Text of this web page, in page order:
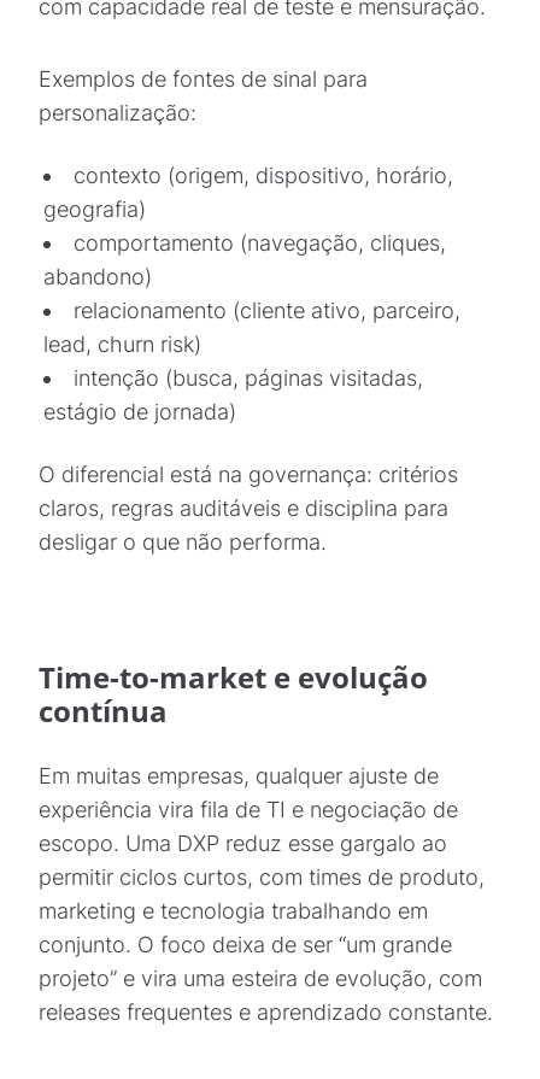
com capacidade real de teste e mensuração.
Exemplos de fontes de sinal para
personalização:
contexto (origem, dispositivo, horário,
geografia)
comportamento (navegação, cliques,
abandono)
relacionamento (cliente ativo, parceiro,
lead, churn risk)
intenção (busca, páginas visitadas,
estágio de jornada)
O diferencial está na governança: critérios
claros, regras auditáveis e disciplina para
desligar o que não performa.
Time-to-market e evolução
contínua
Em muitas empresas, qualquer ajuste de
experiência vira fila de TI e negociação de
escopo. Uma DXP reduz esse gargalo ao
permitir ciclos curtos, com times de produto,
marketing e tecnologia trabalhando em
conjunto. O foco deixa de ser “um grande
projeto” e vira uma esteira de evolução, com
releases frequentes e aprendizado constante.